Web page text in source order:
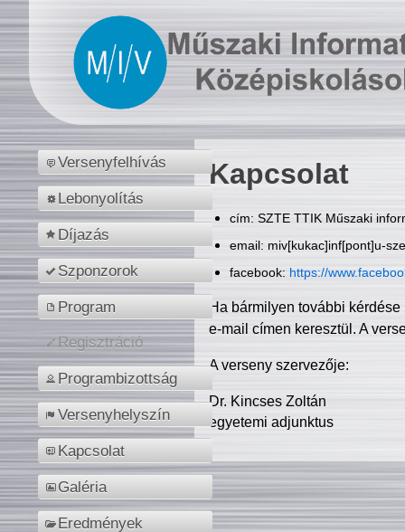
Versenyfelhívás
Lebonyolítás
Díjazás
Szponzorok
Program
Regisztráció
Programbizottság
Versenyhelyszín
Kapcsolat
Galéria
Eredmények
Kapcsolat
cím: SZTE TTIK Műszaki
email: miv[kukac]inf[pont]u-
facebook: https://
Ha bármilyen további
e-mail címen keresztül. A
A verseny szervezője:
Dr. Kincses Zoltán
egyetemi adjunktus